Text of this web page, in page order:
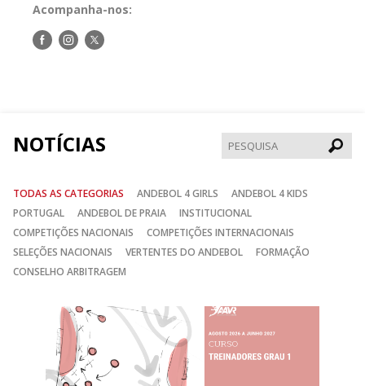
Acompanha-nos:
Siga-Siga-Siga-
NOTÍCIAS
TODAS AS CATEGORIAS ANDEBOL 4 GIRLS
ANDEBOL 4 KIDS
PORTUGAL
ANDEBOL DE PRAIA
INSTITUCIONAL
COMPETIÇÕES NACIONAIS
COMPETIÇÕES INTERNACIONAIS
SELEÇÕES NACIONAIS
VERTENTES DO ANDEBOL
FORMAÇÃO
CONSELHO ARBITRAGEM
Anterior